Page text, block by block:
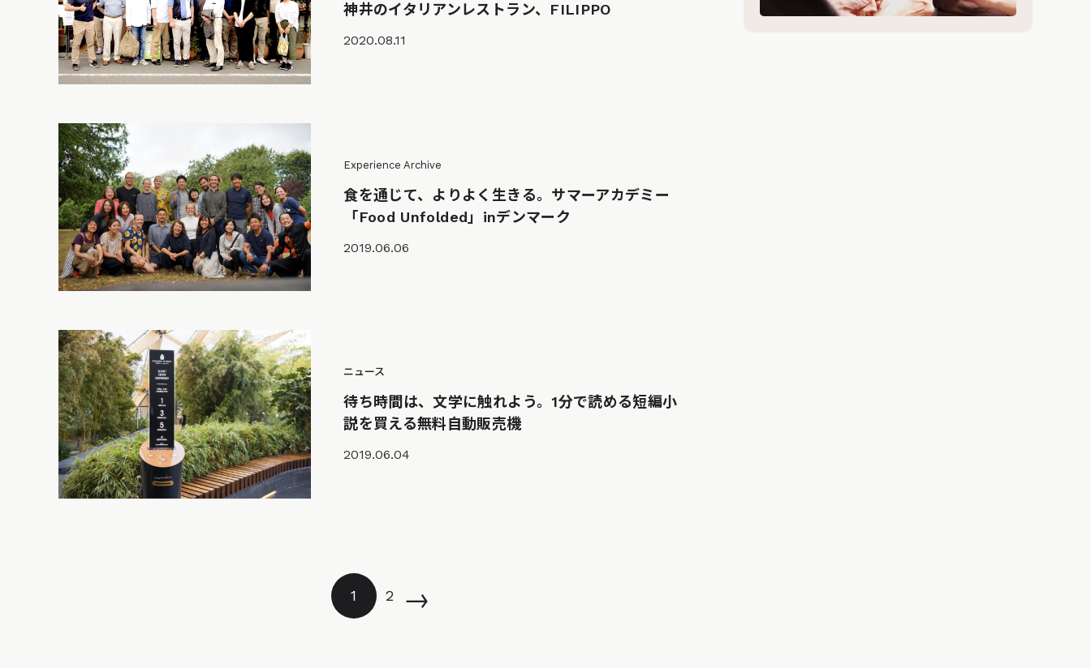
神井のイタリアンレストラン、FILIPPO
2020.08.11
Experience Archive
食を通じて、よりよく生きる。サマーアカデミー
「Food Unfolded」inデンマーク
2019.06.06
ニュース
待ち時間は、文学に触れよう。1分で読める短編小
説を買える無料自動販売機
2019.06.04
1 2 →